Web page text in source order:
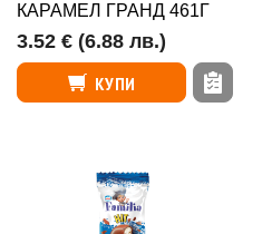
КАРАМЕЛ ГРАНД 461Г
3.52 € (6.88 лв.)
КУПИ